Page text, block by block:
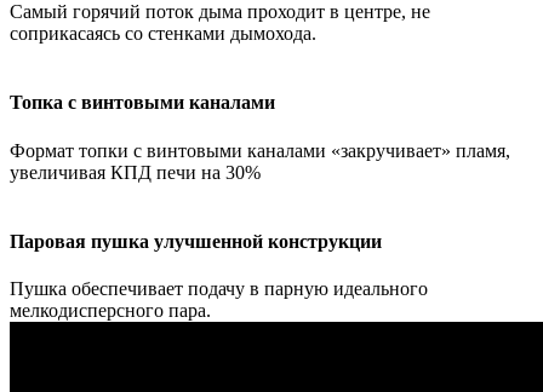
Самый горячий поток дыма проходит в центре, не
соприкасаясь со стенками дымохода.
Топка с винтовыми каналами
Формат топки с винтовыми каналами «закручивает» пламя,
увеличивая КПД печи на 30%
Паровая пушка улучшенной конструкции
Пушка обеспечивает подачу в парную идеального
мелкодисперсного пара.